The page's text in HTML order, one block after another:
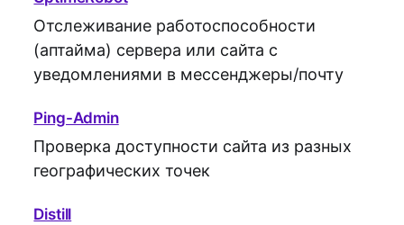
Отслеживание работоспособности
(аптайма) сервера или сайта с
уведомлениями в мессенджеры/почту
Ping-Admin
Проверка доступности сайта из разных
географических точек
Distill